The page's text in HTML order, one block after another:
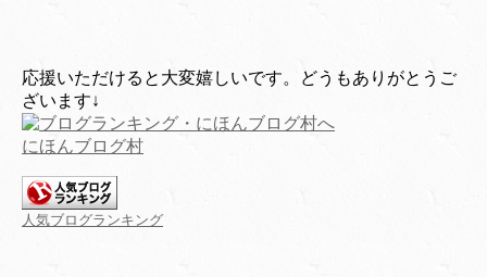
応援いただけると大変嬉しいです。どうもありがとうご
ざいます↓
にほんブログ村
人気ブログランキング